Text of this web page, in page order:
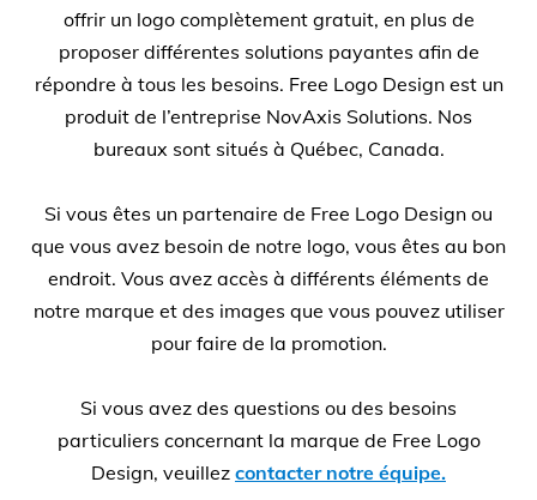
offrir un logo complètement gratuit, en plus de
proposer différentes solutions payantes afin de
répondre à tous les besoins. Free Logo Design est un
produit de l’entreprise NovAxis Solutions. Nos
bureaux sont situés à Québec, Canada.
Si vous êtes un partenaire de Free Logo Design ou
que vous avez besoin de notre logo, vous êtes au bon
endroit. Vous avez accès à différents éléments de
notre marque et des images que vous pouvez utiliser
pour faire de la promotion.
Si vous avez des questions ou des besoins
particuliers concernant la marque de Free Logo
Design, veuillez contacter notre équipe.